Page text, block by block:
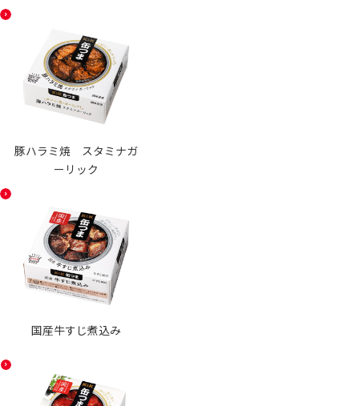
豚ハラミ焼 スタミナガ
ーリック
国産牛すじ煮込み